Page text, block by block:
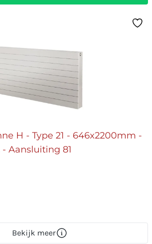
H - Type 21 - 646x2200mm -
Aansluiting 81
Bekijk meer